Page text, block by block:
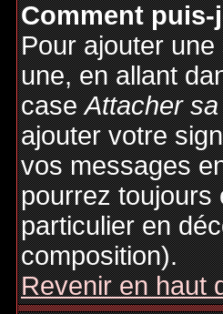
Comment puis-
Pour ajouter
une, en allant
caseAttacher
ajouter votre
vos messages
pourrez toujours
particulier en
composition).
Revenir en haut